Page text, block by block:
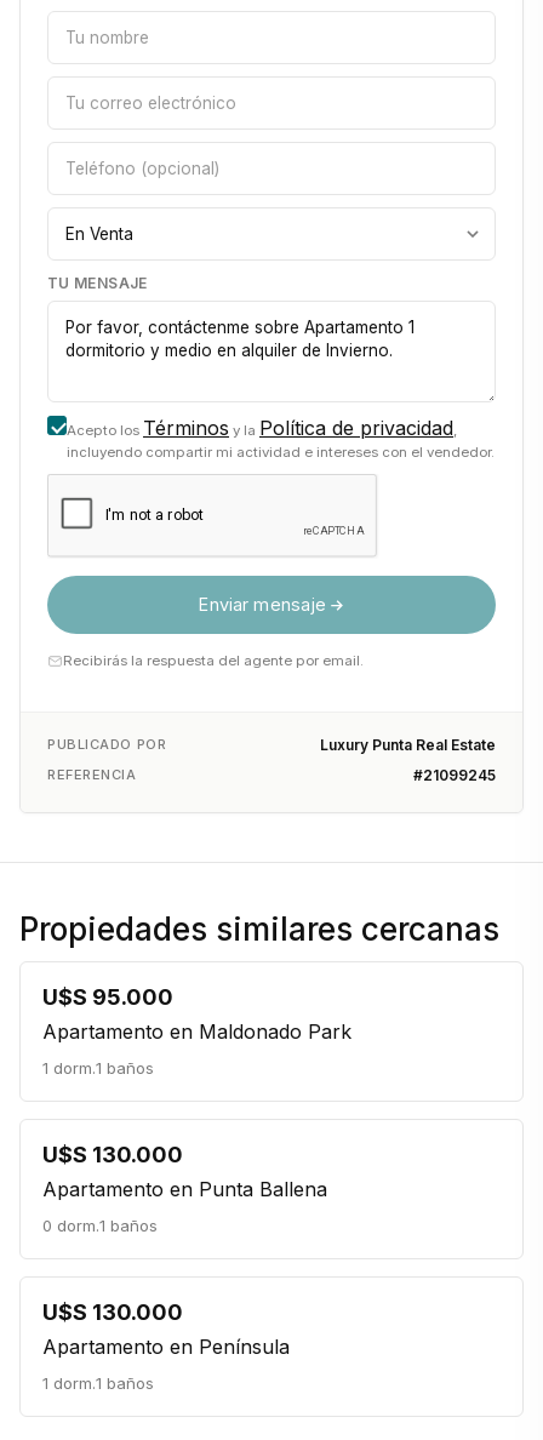
TU MENSAJE
Acepto los Términos y la Política de privacidad,
incluyendo compartir mi actividad e intereses con el vendedor.
Enviar mensaje
Recibirás la respuesta del agente por email.
PUBLICADO POR Luxury Punta Real Estate
REFERENCIA #21099245
Propiedades similares cercanas
U$S 95.000
Apartamento en Maldonado Park
1 dorm.1 baños
U$S 130.000
Apartamento en Punta Ballena
0 dorm.1 baños
U$S 130.000
Apartamento en Península
1 dorm.1 baños